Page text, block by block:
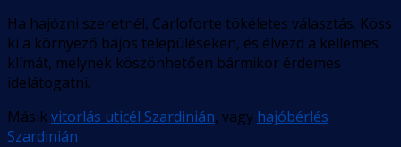
Ha hajózni szeretnél, Carloforte tökéletes választás. Köss
ki a környező bájos településeken, és élvezd a kellemes
klímát, melynek köszönhetően bármikor érdemes
idelátogatni.
Másik vitorlás uticél Szardinián, vagy hajóbérlés
Szardinián